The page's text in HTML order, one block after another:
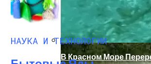
Как Купить Сотовый
В Красном Море
НАУКА И ТЕХНОЛОГИИ